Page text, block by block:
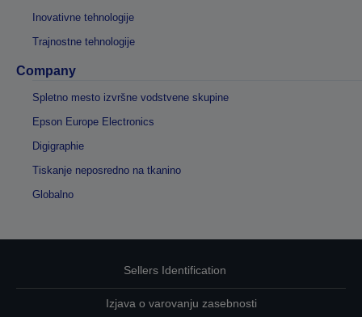
Inovativne tehnologije
Trajnostne tehnologije
Company
Spletno mesto izvršne vodstvene skupine
Epson Europe Electronics
Digigraphie
Tiskanje neposredno na tkanino
Globalno
Sellers Identification
Izjava o varovanju zasebnosti